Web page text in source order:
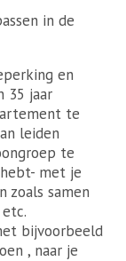
in de
en
35 jaar
te
leiden
te
met je
zoals samen
bijvoorbeeld
, naar je